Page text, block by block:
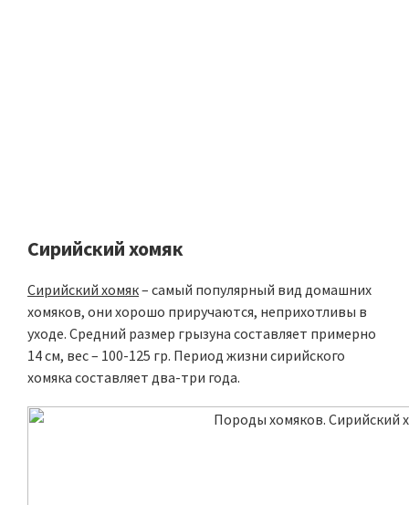
Сирийский хомяк
Сирийский хомяк– самый популярный вид домашних
хомяков, они хорошо приручаются, неприхотливы в
уходе. Средний размер грызуна составляет примерно
14 см, вес – 100-125 гр. Период жизни сирийского
хомяка составляет два-три года.